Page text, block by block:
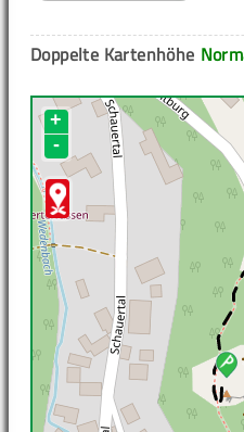
Doppelte Kartenhöhe
+
-